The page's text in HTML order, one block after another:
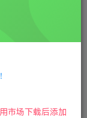
③ 游戏运行
键盘.鼠标.手
市场下载后添加